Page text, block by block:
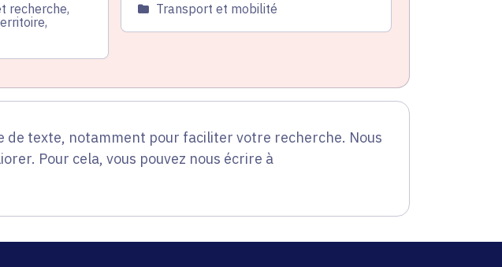
recherche,
Catégorie
Transport et mobilité
de texte, notamment pour faciliter votre recherche. Nous
Pour cela, vous pouvez nous écrire à